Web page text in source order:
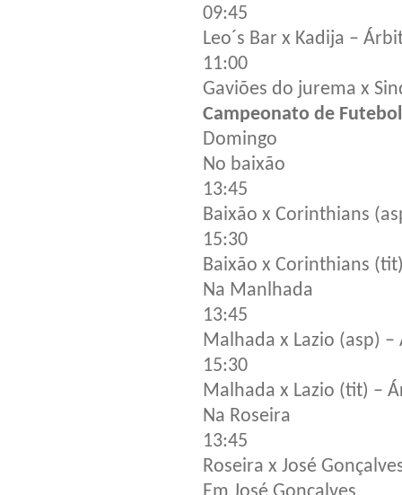
09:45
Leo´s Bar x Kadija –
11:00
Gaviões do jurema x
Campeonato de
Domingo
No baixão
13:45
Baixão x Corinthians
15:30
Baixão x Corinthians
Na Manlhada
13:45
Malhada x Lazio (asp)
15:30
Malhada x Lazio (tit) –
Na Roseira
13:45
Roseira x José